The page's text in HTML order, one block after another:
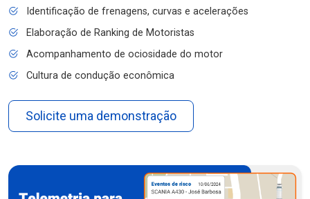
Identificação de frenagens, curvas e acelerações
Elaboração de Ranking de Motoristas
Acompanhamento de ociosidade do motor
Cultura de condução econômica
Solicite uma demonstração